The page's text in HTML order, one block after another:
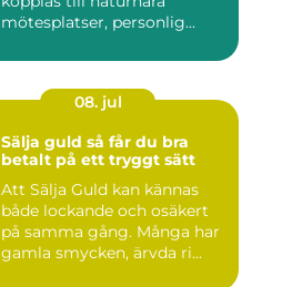
mötesplatser, personlig...
08. jul
Sälja guld så får du bra
betalt på ett tryggt sätt
Att Sälja Guld kan kännas
både lockande och osäkert
på samma gång. Många har
gamla smycken, ärvda ri...